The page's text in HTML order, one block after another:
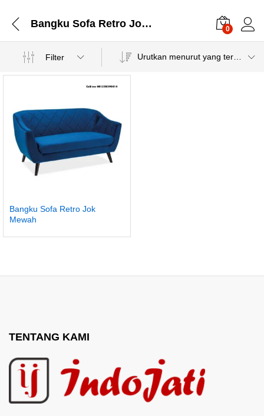
Bangku Sofa Retro Jok Mewah 0
Filter
Bangku Sofa Retro Jok
Mewah
TENTANG KAMI